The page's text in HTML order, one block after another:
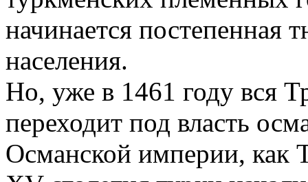
начинается постепенная
населения.
Но, уже в 1461 году вся
переходит под власть
Османской империи, как